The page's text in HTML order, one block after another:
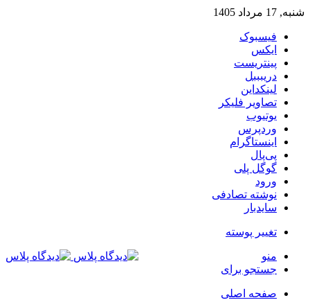
شنبه, 17 مرداد 1405
فیسبوک
ایکس
پینتریست
دریبببل
لینکداین
تصاویر فلیکر
یوتیوب
وردپرس
اینستاگرام
پی‌پال
گوگل پلی
ورود
نوشته تصادفی
سایدبار
تغییر پوسته
منو
جستجو برای
صفحه اصلی